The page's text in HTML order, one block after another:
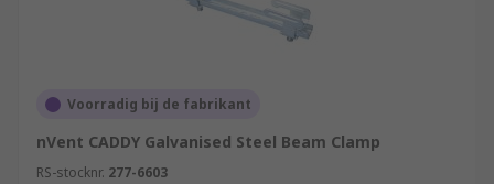
Voorradig bij de fabrikant
nVent CADDY Galvanised Steel Beam Clamp
RS-stocknr. 277-6603